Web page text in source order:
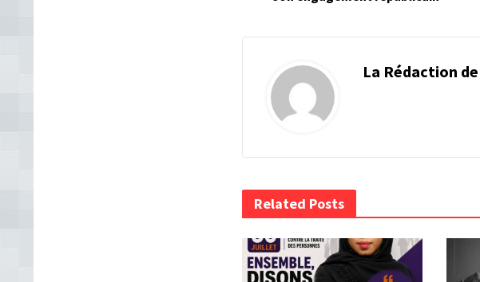
La Rédaction
Related Posts